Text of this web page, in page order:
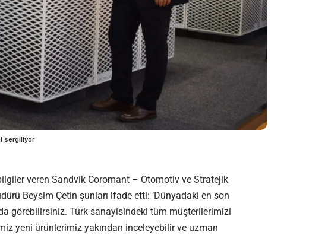
sergiliyor
veren Sandvik Coromant – Otomotiv ve Stratejik
Beysim Çetin şunları ifade etti: ‘Dünyadaki en son
görebilirsiniz. Türk sanayisindeki tüm müşterilerimizi
yeni ürünlerimiz yakından inceleyebilir ve uzman